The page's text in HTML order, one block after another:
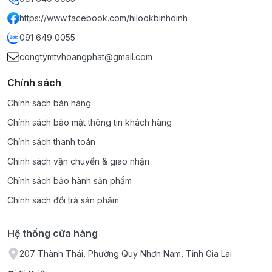
https://www.facebook.com/hilookbinhdinh
091 649 0055
congtymtvhoangphat@gmail.com
Chính sách
Chính sách bán hàng
Chính sách bảo mật thông tin khách hàng
Chính sách thanh toán
Chính sách vận chuyển & giao nhận
Chính sách bảo hành sản phẩm
Chính sách đổi trả sản phẩm
Hệ thống cửa hàng
207 Thành Thái, Phường Quy Nhơn Nam, Tỉnh Gia Lai